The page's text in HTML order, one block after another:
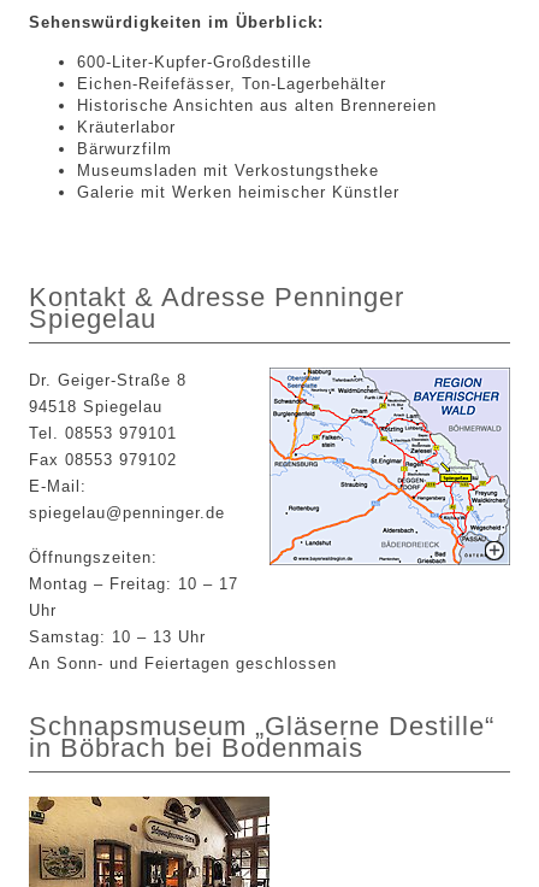
Sehenswürdigkeiten im Überblick:
600-Liter-Kupfer-Großdestille
Eichen-Reifefässer, Ton-Lagerbehälter
Historische Ansichten aus alten Brennereien
Kräuterlabor
Bärwurzfilm
Museumsladen mit Verkostungstheke
Galerie mit Werken heimischer Künstler
Kontakt & Adresse Penninger
Spiegelau
Dr. Geiger-Straße 8
94518 Spiegelau
Tel. 08553 979101
Fax 08553 979102
E-Mail:
spiegelau@penninger.de
Öffnungszeiten:
Montag – Freitag: 10 – 17
Uhr
Samstag: 10 – 13 Uhr
An Sonn- und Feiertagen geschlossen
Schnapsmuseum „Gläserne Destille“
in Böbrach bei Bodenmais